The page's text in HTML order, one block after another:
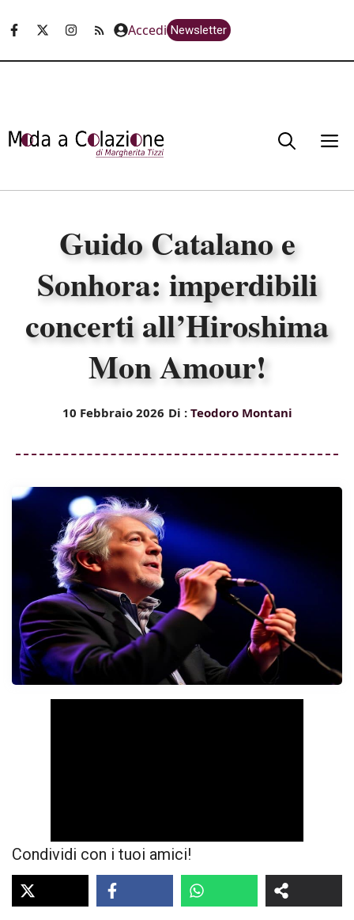
Accedi Newsletter
Guido Catalano e
Sonhora: imperdibili
concerti all’Hiroshima
Mon Amour!
10 Febbraio 2026 Di : Teodoro Montani
Condividi con i tuoi amici!